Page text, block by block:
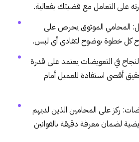
على التعامل مع قضيتك بفعالية.
المحامي الموثوق يحرص على
كل خطوة بوضوح لتفادي أي لبس.
في التعويضات يعتمد على قدرة
أقصى استفادة للعميل أمام
ركز على المحامين الذين لديهم
لضمان معرفة دقيقة بالقوانين